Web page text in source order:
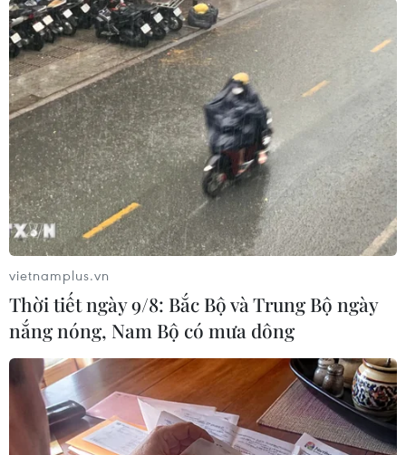
của Ukraine.
(TTXVN/Vietnam+)
#Tổng thống Belarus
#Căng thẳng Nga-Ukraine
#Đàm phán
#Tỉnh Kursk Belarus
Nga
vietnamplus.vn
Thời tiết ngày 9/8: Bắc Bộ và Trung Bộ ngày
nắng nóng, Nam Bộ có mưa dông